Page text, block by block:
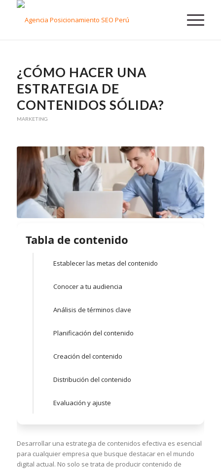
¿CÓMO HACER UNA
ESTRATEGIA DE
CONTENIDOS SÓLIDA?
MARKETING
Tabla de contenido
Establecer las metas del contenido
Conocer a tu audiencia
Análisis de términos clave
Planificación del contenido
Creación del contenido
Distribución del contenido
Evaluación y ajuste
Desarrollar una estrategia de contenidos efectiva es esencial
para cualquier empresa que busque destacar en el mundo
digital actual. No solo se trata de producir contenido de